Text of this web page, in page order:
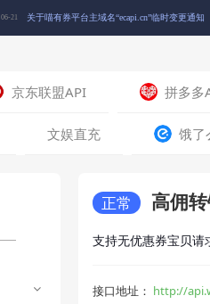
06-21 关于喵有券平台主域名“ecapi.cn”临时变更通知
🎉五一狂欢 积分翻5倍！喵~快来囤积分啦！🎉
关于部分喵有券短信通知可能受运营商政策影
京东联盟API 拼多多
文娱直充 饿了
正常 高佣
支持无优惠券宝贝
接口地址： http://